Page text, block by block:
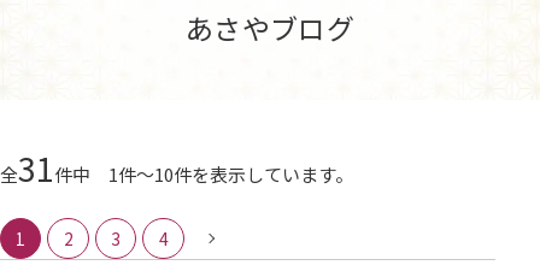
あさやブログ
全31件中 1件～10件を表示しています。
1 2 3 4